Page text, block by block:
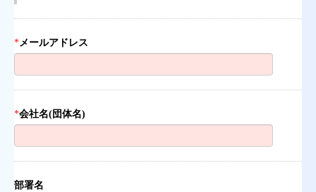
*メールアドレス
*会社名(団体名)
部署名